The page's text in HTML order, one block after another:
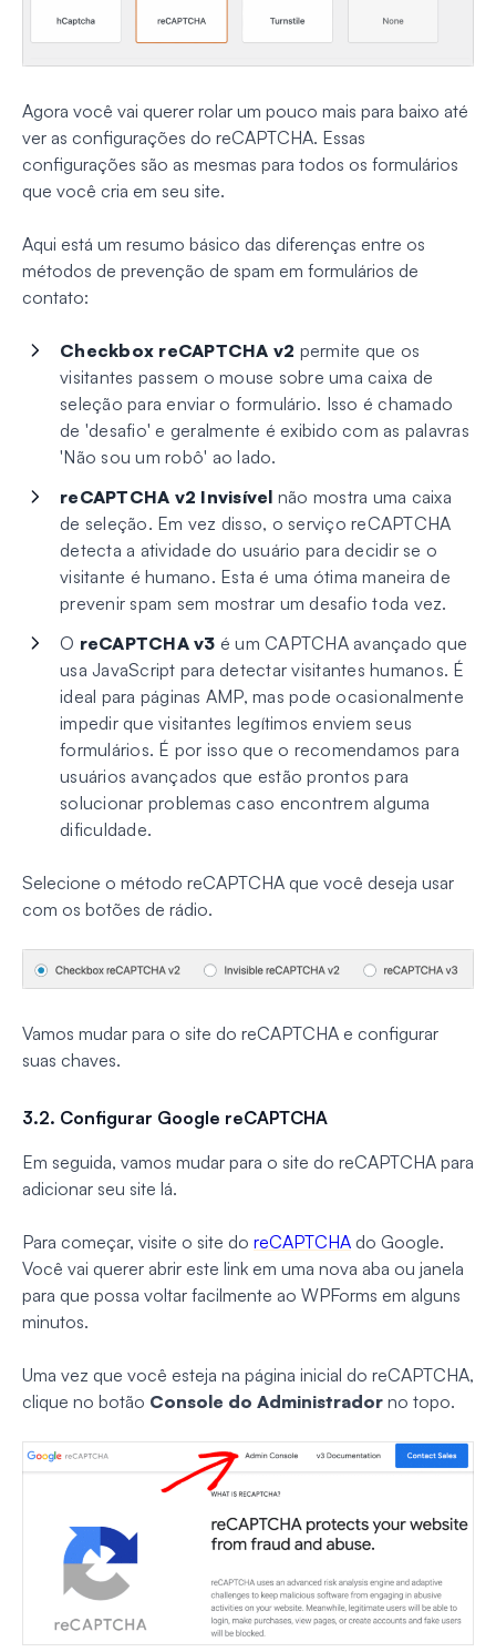
Agora você vai querer rolar um pouco mais para baixo até
ver as configurações do reCAPTCHA. Essas
configurações são as mesmas para todos os formulários
que você cria em seu site.
Aqui está um resumo básico das diferenças entre os
métodos de prevenção de spam em formulários de
contato:
Checkbox reCAPTCHA v2 permite que os
visitantes passem o mouse sobre uma caixa de
seleção para enviar o formulário. Isso é chamado
de 'desafio' e geralmente é exibido com as palavras
'Não sou um robô' ao lado.
reCAPTCHA v2 Invisível não mostra uma caixa
de seleção. Em vez disso, o serviço reCAPTCHA
detecta a atividade do usuário para decidir se o
visitante é humano. Esta é uma ótima maneira de
prevenir spam sem mostrar um desafio toda vez.
O reCAPTCHA v3 é um CAPTCHA avançado que
usa JavaScript para detectar visitantes humanos. É
ideal para páginas AMP, mas pode ocasionalmente
impedir que visitantes legítimos enviem seus
formulários. É por isso que o recomendamos para
usuários avançados que estão prontos para
solucionar problemas caso encontrem alguma
dificuldade.
Selecione o método reCAPTCHA que você deseja usar
com os botões de rádio.
Vamos mudar para o site do reCAPTCHA e configurar
suas chaves.
3.2. Configurar Google reCAPTCHA
Em seguida, vamos mudar para o site do reCAPTCHA para
adicionar seu site lá.
Para começar, visite o site do reCAPTCHA do Google.
Você vai querer abrir este link em uma nova aba ou janela
para que possa voltar facilmente ao WPForms em alguns
minutos.
Uma vez que você esteja na página inicial do reCAPTCHA,
clique no botão Console do Administrador no topo.